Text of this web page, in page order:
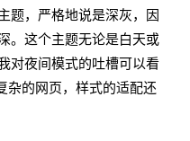
题，严格地说是深灰，因
。这个主题无论是白天或
对夜间模式的吐槽可以看
杂的网页，样式的适配还